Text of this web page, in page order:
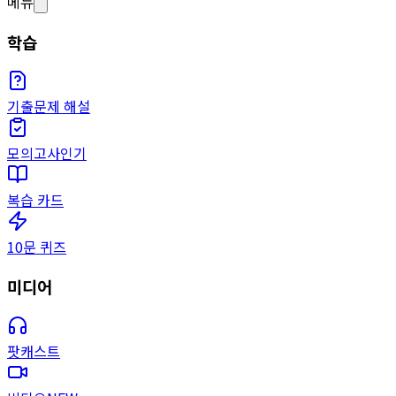
학습
기출문제 해설
모의고사인기
복습 카드
10문 퀴즈
미디어
팟캐스트